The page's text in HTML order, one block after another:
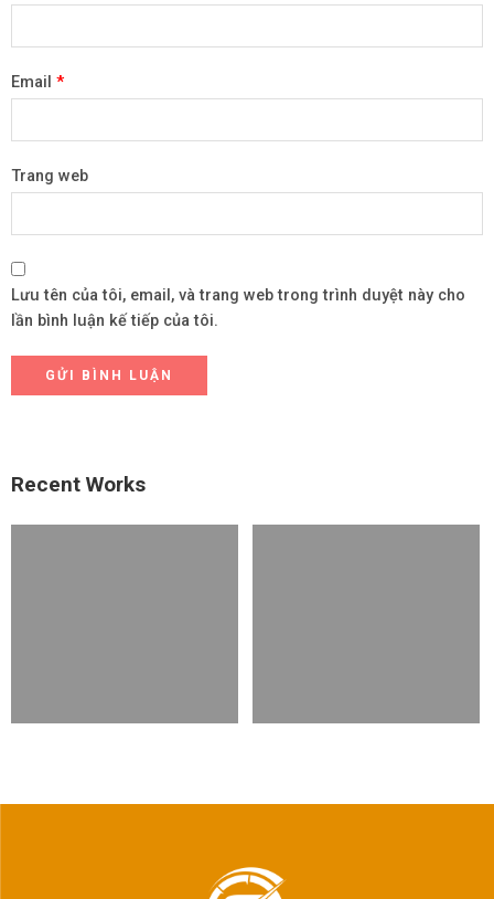
Email *
Trang web
Lưu tên của tôi, email, và trang web trong trình duyệt này cho
lần bình luận kế tiếp của tôi.
Recent Works